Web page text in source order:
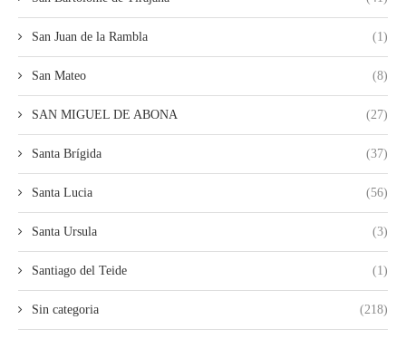
San Juan de la Rambla (1)
San Mateo (8)
SAN MIGUEL DE ABONA (27)
Santa Brígida (37)
Santa Lucia (56)
Santa Ursula (3)
Santiago del Teide (1)
Sin categoria (218)